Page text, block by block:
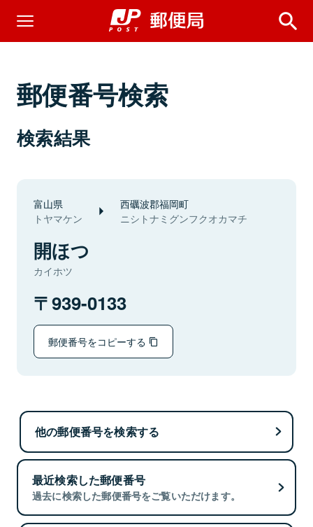
郵便番号検索
検索結果
富山県
トヤマケン
西礪波郡福岡町
ニシトナミグンフクオカマチ
開ほつ
カイホツ
939-0133
郵便番号をコピーする
他の郵便番号を検索する
最近検索した郵便番号
過去に検索した郵便番号をご覧いただけます。